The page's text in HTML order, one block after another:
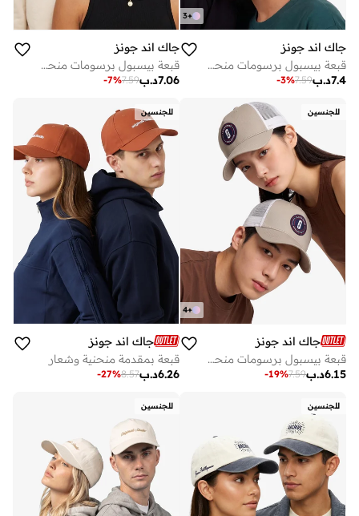
+
3
جاك اند جونز
قبعة بيسبول برسومات منحنية
د.ب7.4
7.59
-3%
جاك اند جونز
قبعة بيسبول برسومات منحنية
د.ب7.06
7.59
-7%
للجنسين
+
4
جاك اند جونز
قبعة بيسبول برسومات منحنية
د.ب6.15
7.59
-19%
للجنسين
جاك اند جونز
قبعة بمقدمة منحنية وشعار
د.ب6.26
8.57
-27%
للجنسين للجنسين